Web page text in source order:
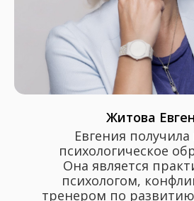
Житова
Евгения
психологическое
Она является
психологом,
тренером по